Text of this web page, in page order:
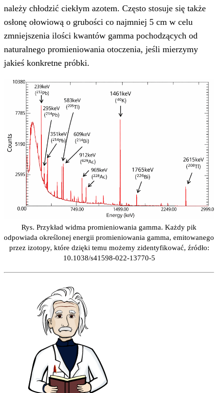
należy chłodzić ciekłym azotem. Często stosuje się także
osłonę ołowiową o grubości co najmniej 5 cm w celu
zmniejszenia ilości kwantów gamma pochodzących od
naturalnego promieniowania otoczenia, jeśli mierzymy
jakieś konkretne próbki.
Rys. Przykład widma promieniowania gamma. Każdy pik
odpowiada określonej energii promieniowania gamma, emitowanego
przez izotopy, które dzięki temu możemy zidentyfikować, źródło:
10.1038/s41598-022-13770-5